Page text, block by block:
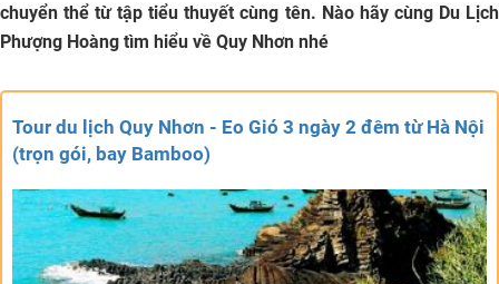
chuyển thể từ tập tiểu thuyết cùng tên. Nào hãy cùng Du Lịch
Phượng Hoàng tìm hiểu về Quy Nhơn nhé
Tour du lịch Quy Nhơn - Eo Gió 3 ngày 2 đêm từ Hà Nội
(trọn gói, bay Bamboo)